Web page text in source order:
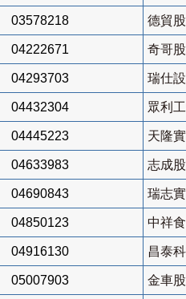
03578218 德貿
04222671 奇哥
04293703 瑞仕
04432304 眾利
04445223 天隆
04633983 志成
04690843 瑞志
04850123 中祥
04916130 昌泰
05007903 金車